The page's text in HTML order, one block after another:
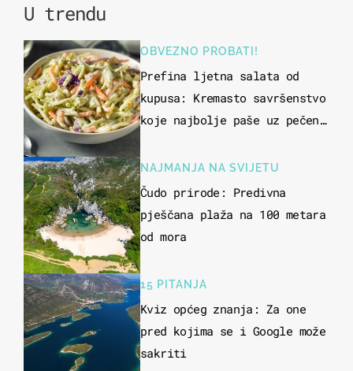
U trendu
OBVEZNO PROBATI!
Prefina ljetna salata od
kupusa: Kremasto savršenstvo
koje najbolje paše uz pečeno
NAJMANJA NA SVIJETU
Čudo prirode: Predivna
pješčana plaža na 100 metara
od mora
15 PITANJA
Kviz općeg znanja: Za one
pred kojima se i Google može
sakriti